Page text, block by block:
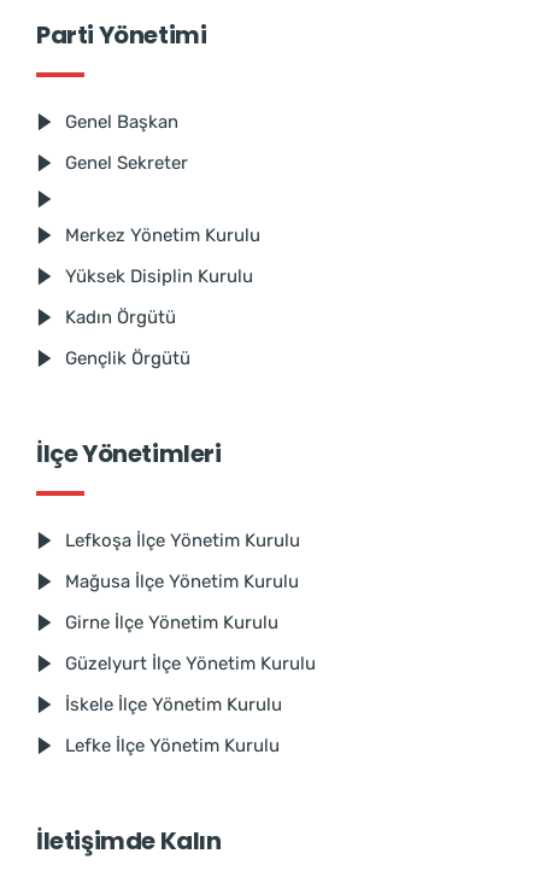
Parti Yönetimi
Genel Başkan
Genel Sekreter
Merkez Yönetim Kurulu
Yüksek Disiplin Kurulu
Kadın Örgütü
Gençlik Örgütü
İlçe Yönetimleri
Lefkoşa İlçe Yönetim Kurulu
Mağusa İlçe Yönetim Kurulu
Girne İlçe Yönetim Kurulu
Güzelyurt İlçe Yönetim Kurulu
İskele İlçe Yönetim Kurulu
Lefke İlçe Yönetim Kurulu
İletişimde Kalın